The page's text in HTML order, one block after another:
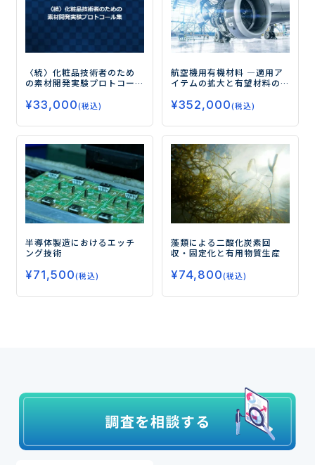
〈続〉化粧品技術者のため
の素材開発実験プロトコー
¥33,000(税込)
航空機用有機材料 ―適用ア
イテムの拡大と有望材料の
¥352,000(税込)
半導体製造におけるエッチ
ング技術
¥71,500(税込)
藻類による二酸化炭素回
収・固定化と有用物質生産
¥74,800(税込)
最近見た商品